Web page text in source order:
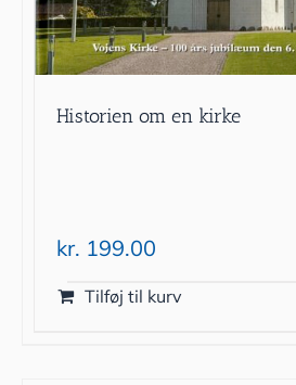
Historien om en kirke
kr. 199.00
Tilføj til kurv